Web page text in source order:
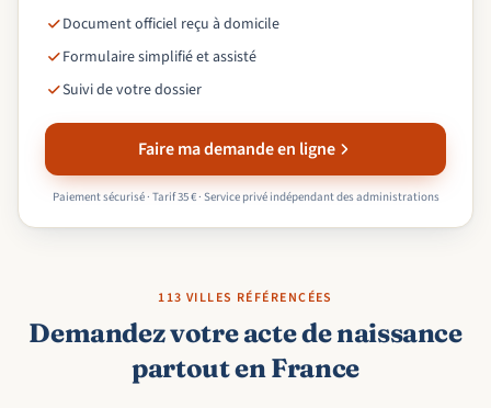
Document officiel reçu à domicile
Formulaire simplifié et assisté
Suivi de votre dossier
Faire ma demande en ligne
Paiement sécurisé · Tarif 35 € · Service privé indépendant des administrations
113 VILLES RÉFÉRENCÉES
Demandez votre acte de naissance
partout en France